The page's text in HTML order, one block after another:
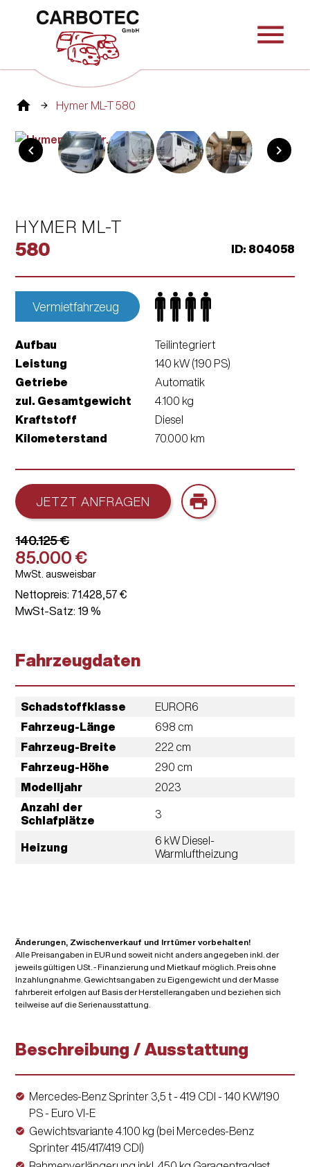
menu
home Hymer ML-T 580
chevron_left chevron_right
HYMER ML-T
580 ID: 804058
Vermietfahrzeug
Aufbau
Teilintegriert
Leistung
140 kW (190 PS)
Getriebe
Automatik
zul. Gesamt­gewicht
4.100 kg
Kraftstoff
Diesel
Kilometerstand
70.000 km
JETZT ANFRAGEN print
140.125 €
85.000 €
MwSt. ausweisbar
Nettopreis: 71.428,57 €
MwSt-Satz: 19 %
Fahrzeugdaten
Schad­stoff­klasse
EUROR6
Fahrzeug-Länge
698 cm
Fahrzeug-Breite
222 cm
Fahrzeug-Höhe
290 cm
Modelljahr
2023
Anzahl der
Schlafplätze
3
Heizung
6 kW Diesel-
Warmluftheizung
Änderungen, Zwischenverkauf und Irrtümer vorbehalten!
Alle Preisangaben in EUR und soweit nicht anders angegeben inkl. der
jeweils gültigen USt. - Finanzierung und Mietkauf möglich. Preis ohne
Inzahlungnahme. Gewichtsangaben zu Eigengewicht und der Masse
fahrbereit erfolgen auf Basis der Herstellerangaben und beziehen sich
teilweise auf die Serienausstattung.
Beschreibung / Ausstattung
Mercedes-Benz Sprinter 3,5 t - 419 CDI - 140 KW/190
PS - Euro VI-E
Gewichtsvariante 4.100 kg (bei Mercedes-Benz
Sprinter 415/417/419 CDI)